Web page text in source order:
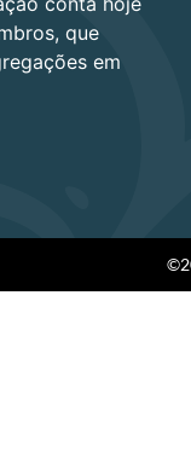
que
em